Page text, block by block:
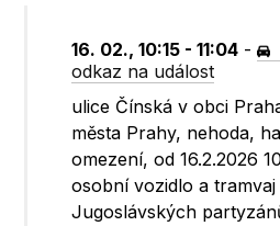
16. 02., 10:15 - 11:04 -
odkaz na událost
ulice Čínská v obci
města Prahy, nehoda,
omezení, od 16.2.2026
osobní vozidlo a
Jugoslávských